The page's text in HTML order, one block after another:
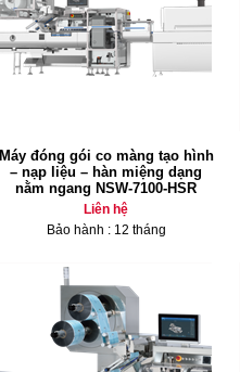
Máy đóng gói co màng tạo hình
– nạp liệu – hàn miệng dạng
nằm ngang NSW-7100-HSR
Liên hệ
Bảo hành : 12 tháng